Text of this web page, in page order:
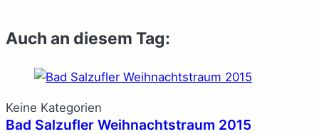
Auch an diesem Tag:
Keine Kategorien
Bad Salzufler Weihnachtstraum 2015